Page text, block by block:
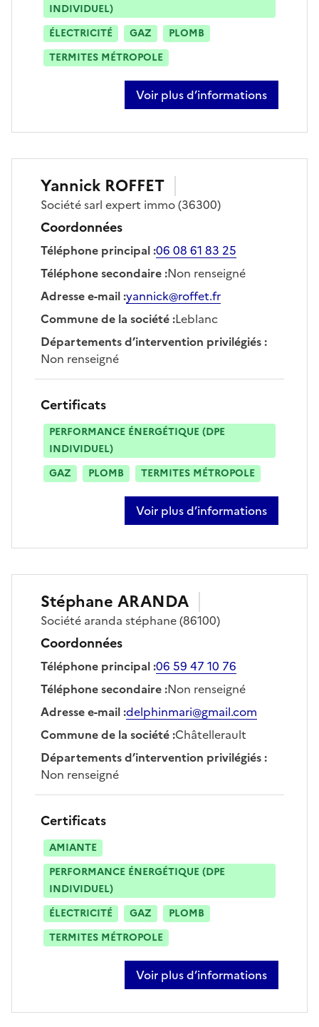
INDIVIDUEL)
ÉLECTRICITÉ
GAZ
PLOMB
TERMITES MÉTROPOLE
Voir plus d’informations
sur pascal paour
Yannick ROFFET
Sociétésarl expert immo(36300)
Coordonnées
Téléphone principal:06 08 61 83 25
Téléphone secondaire:Non renseigné
Adresse e-mail:yannick@roffet.fr
Commune de la société:Leblanc
Départements d’intervention privilégiés:
Non renseigné
Certificats
PERFORMANCE ÉNERGÉTIQUE (DPE
INDIVIDUEL)
GAZ
PLOMB TERMITES MÉTROPOLE
Voir plus d’informations
sur yannick roffet
Stéphane ARANDA
Société aranda stéphane(86100)
Coordonnées
Téléphone principal:06 59 47 10 76
Téléphone secondaire:Non renseigné
Adresse e-mail:delphinmari@gmail.com
Commune de la société:Châtellerault
Départements d’intervention privilégiés:
Non renseigné
Certificats
AMIANTE
PERFORMANCE ÉNERGÉTIQUE (DPE
INDIVIDUEL)
ÉLECTRICITÉ
GAZ
PLOMB
TERMITES MÉTROPOLE
Voir plus d’informations
sur stéphane aranda